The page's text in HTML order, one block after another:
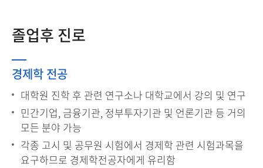
졸업후 진로
경제학 전공
대학원 진학 후 관련 연구소나 대학교에서 강의 및 연구
민간기업, 금융기관, 정부투자기관 및 언론기관 등 거의
모든 분야 가능
각종 고시 및 공무원 시험에서 경제학 관련 시험과목을
요구하므로 경제학전공자에게 유리함